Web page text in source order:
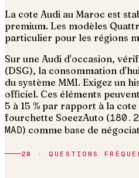
La cote Audi au Maroc est
premium. Les modèles
particulier pour les régions
Sur une Audi d'occasion,
(DSG), la consommation
du système MMI. Exigez un
officiel. Ces éléments
5 à 15 % par rapport à la
fourchette SoeezAuto (
MAD) comme base de
20 · QUESTIONS